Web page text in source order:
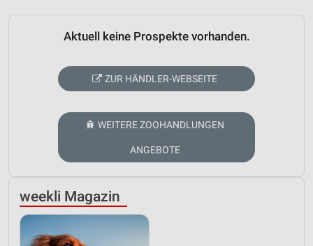
Aktuell keine Prospekte vorhanden.
ZUR HÄNDLER-WEBSEITE
WEITERE ZOOHANDLUNGEN
ANGEBOTE
weekli Magazin